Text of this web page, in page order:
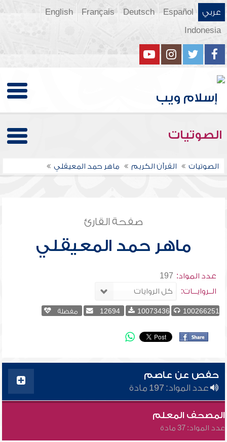
عربي Español
Deutsch
Français
English
Indonesia
الصوتيات
الصوتيات القرآن الكريم ماهر حمد المعيقلي
صفحة القارئ
ماهر حمد المعيقلي
عدد المواد: 197
الــروايـــات:
100266251
10073436
12694 مفضلة
حفص عن عاصم
عدد المواد: 197 مادة
المصحف المعلم
عدد المواد: 37 مادة